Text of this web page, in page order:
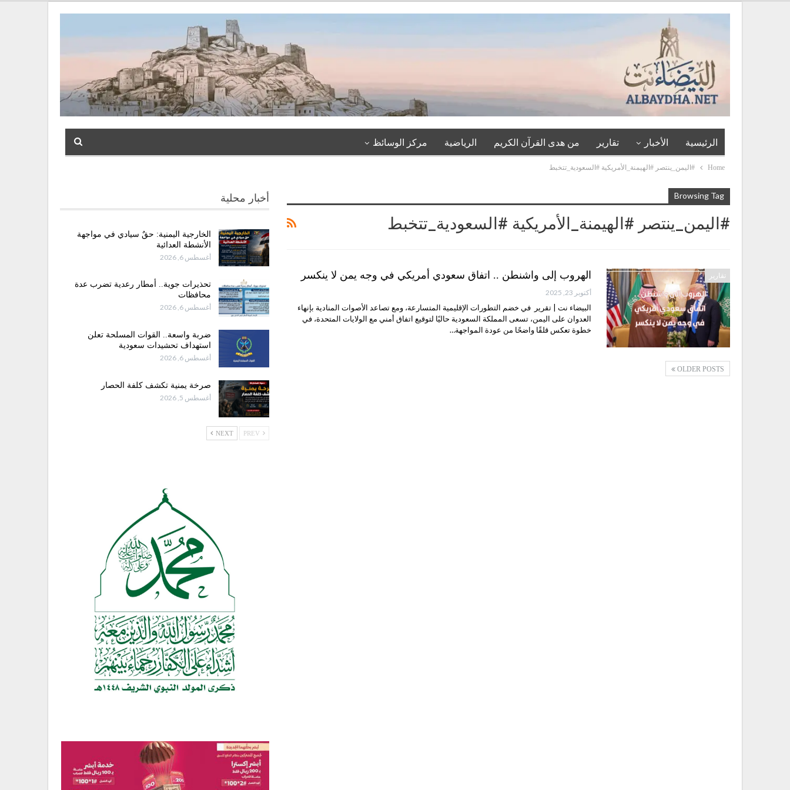
الرئيسية الأخبار تقارير من هدى القرآن الكريم الرياضية مركز الوسائظ
Home #اليمن_ينتصر #الهيمنة_الأمريكية #السعودية_تتخبط
Browsing Tag
#اليمن_ينتصر #الهيمنة_الأمريكية #السعودية_تتخبط
تقارير الهروب إلى واشنطن .. اتفاق سعودي أمريكي في وجه يمن لا ينكسر
أكتوبر 23, 2025
البيضاء نت | تقرير في خضم التطورات الإقليمية المتسارعة، ومع تصاعد الأصوات المنادية بإنهاء
العدوان على اليمن، تسعى المملكة السعودية حاليًا لتوقيع اتفاق أمني مع الولايات المتحدة، في
خطوة تعكس قلقًا واضحًا من عودة المواجهة…
OLDER POSTS
أخبار محلية
الخارجية اليمنية: حقٌ سيادي في مواجهة
الأنشطة العدائية
أغسطس 6, 2026
تحذيرات جوية.. أمطار رعدية تضرب عدة
محافظات
أغسطس 6, 2026
ضربة واسعة.. القوات المسلحة تعلن
استهداف تحشيدات سعودية
أغسطس 6, 2026
صرخة يمنية تكشف كلفة الحصار
أغسطس 5, 2026
NEXT